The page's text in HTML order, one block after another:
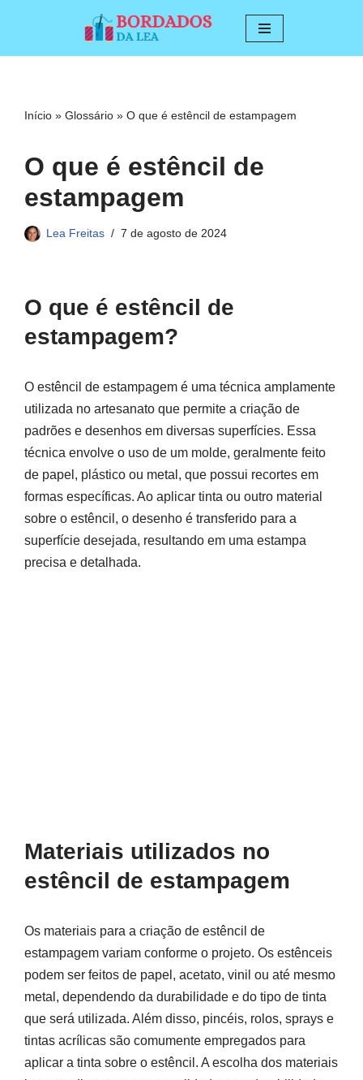
conteúdo
Início » Glossário » O que é estêncil de estampagem
O que é estêncil de
estampagem
Lea Freitas 7 de agosto de 2024
O que é estêncil de
estampagem?
O estêncil de estampagem é uma técnica amplamente
utilizada no artesanato que permite a criação de
padrões e desenhos em diversas superfícies. Essa
técnica envolve o uso de um molde, geralmente feito
de papel, plástico ou metal, que possui recortes em
formas específicas. Ao aplicar tinta ou outro material
sobre o estêncil, o desenho é transferido para a
superfície desejada, resultando em uma estampa
precisa e detalhada.
Materiais utilizados no
estêncil de estampagem
Os materiais para a criação de estêncil de
estampagem variam conforme o projeto. Os estênceis
podem ser feitos de papel, acetato, vinil ou até mesmo
metal, dependendo da durabilidade e do tipo de tinta
que será utilizada. Além disso, pincéis, rolos, sprays e
tintas acrílicas são comumente empregados para
aplicar a tinta sobre o estêncil. A escolha dos materiais